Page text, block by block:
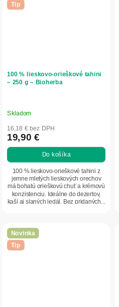
Tip
100 % lieskovo-orieškové tahini
– 250 g – Bioherba
Skladom
16,18 € bez DPH
19,90 €
Do košíka
100 % lieskovo-orieškové tahini z
jemne mletých lieskových orechov
má bohatú orieškovú chuť a krémovú
konzistenciu. Ideálne do dezertov,
kaší aj slaných jedál. Bez pridaných...
Novinka
Tip